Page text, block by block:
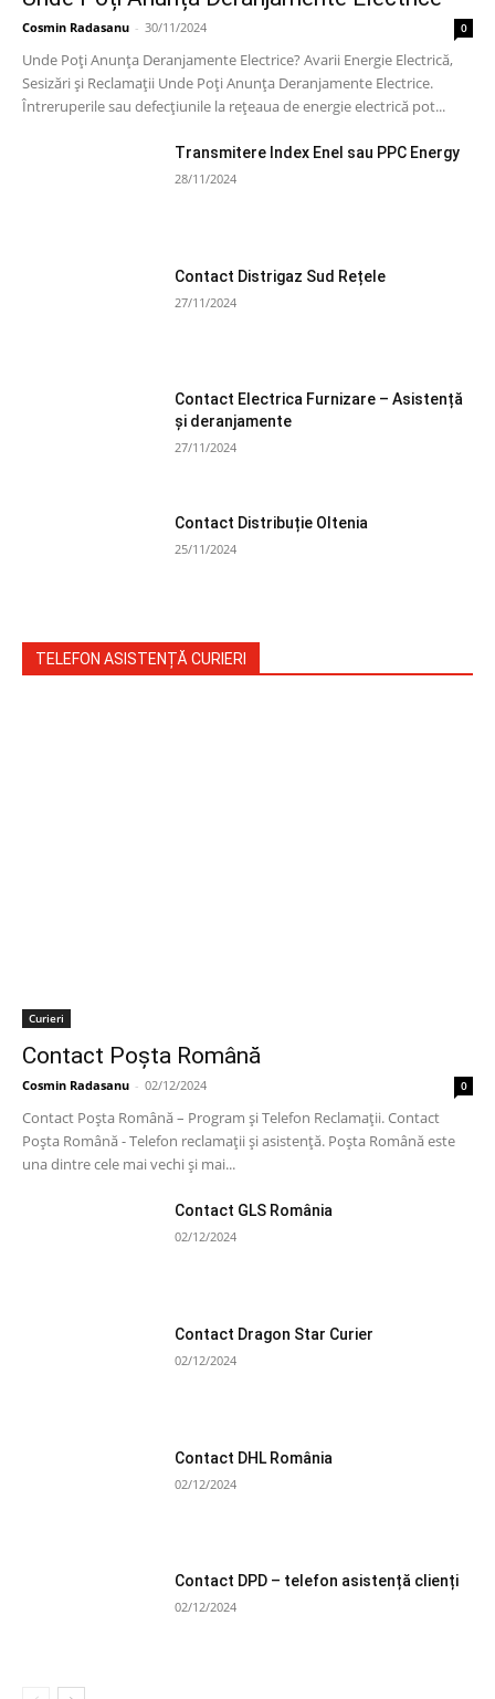
Cosmin Radasanu - 30/11/2024 0
Unde Poți Anunța Deranjamente Electrice? Avarii Energie Electrică,
Sesizări și Reclamații Unde Poți Anunța Deranjamente Electrice.
Întreruperile sau defecțiunile la rețeaua de energie electrică pot...
Transmitere Index Enel sau PPC Energy
28/11/2024
Contact Distrigaz Sud Rețele
27/11/2024
Contact Electrica Furnizare – Asistență
și deranjamente
27/11/2024
Contact Distribuție Oltenia
25/11/2024
TELEFON ASISTENȚĂ CURIERI
Curieri
Contact Poșta Română
Cosmin Radasanu - 02/12/2024 0
Contact Poșta Română – Program și Telefon Reclamații. Contact
Poșta Română - Telefon reclamații și asistență. Poșta Română este
una dintre cele mai vechi și mai...
Contact GLS România
02/12/2024
Contact Dragon Star Curier
02/12/2024
Contact DHL România
02/12/2024
Contact DPD – telefon asistență clienți
02/12/2024